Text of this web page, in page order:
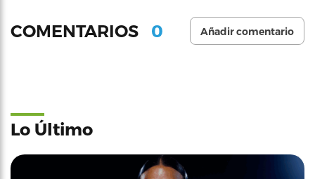
COMENTARIOS 0 Añadir comentario
Lo Último